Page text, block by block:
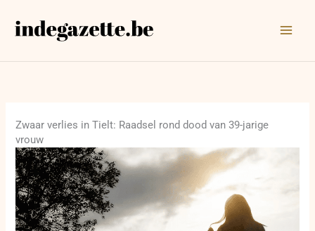
naar
Zwaar verlies in Tielt: Raadsel rond dood van 39-jarige
vrouw